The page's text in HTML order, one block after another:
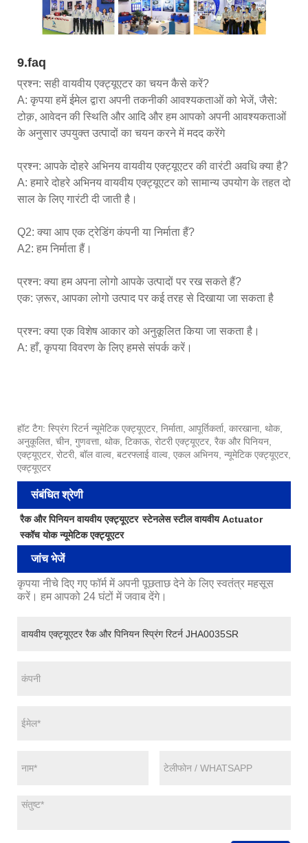
9.faq
प्रश्न: सही वायवीय एक्ट्यूएटर का चयन कैसे करें?
A: कृपया हमें ईमेल द्वारा अपनी तकनीकी आवश्यकताओं को भेजें, जैसे:
टोक़, आवेदन की स्थिति और आदि और हम आपको अपनी आवश्यकताओं
के अनुसार उपयुक्त उत्पादों का चयन करने में मदद करेंगे
प्रश्न: आपके दोहरे अभिनय वायवीय एक्ट्यूएटर की वारंटी अवधि क्या है?
A: हमारे दोहरे अभिनय वायवीय एक्ट्यूएटर को सामान्य उपयोग के तहत दो
साल के लिए गारंटी दी जाती है।
Q2: क्या आप एक ट्रेडिंग कंपनी या निर्माता हैं?
A2: हम निर्माता हैं।
प्रश्न: क्या हम अपना लोगो आपके उत्पादों पर रख सकते हैं?
एक: ज़रूर, आपका लोगो उत्पाद पर कई तरह से दिखाया जा सकता है
प्रश्न: क्या एक विशेष आकार को अनुकूलित किया जा सकता है।
A: हाँ, कृपया विवरण के लिए हमसे संपर्क करें।
हॉट टैग: स्प्रिंग रिटर्न न्यूमेटिक एक्ट्यूएटर, निर्माता, आपूर्तिकर्ता, कारखाना, थोक,
अनुकूलित, चीन, गुणवत्ता, थोक, टिकाऊ, रोटरी एक्ट्यूएटर, रैक और पिनियन,
एक्ट्यूएटर, रोटरी, बॉल वाल्व, बटरफ्लाई वाल्व, एकल अभिनय, न्यूमेटिक एक्ट्यूएटर,
एक्ट्यूएटर
संबंधित श्रेणी
रैक और पिनियन वायवीय एक्ट्यूएटर स्टेनलेस स्टील वायवीय Actuator
स्कॉच योक न्यूमेटिक एक्ट्यूएटर
जांच भेजें
कृपया नीचे दिए गए फॉर्म में अपनी पूछताछ देने के लिए स्वतंत्र महसूस
करें। हम आपको 24 घंटों में जवाब देंगे।